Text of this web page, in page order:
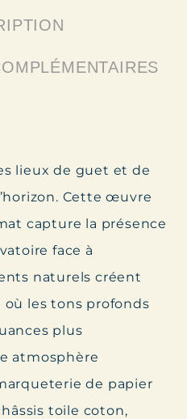
lieux de guet et de
Cette œuvre
capture la présence
face à
naturels créent
les tons profonds
plus
atmosphère
de papier
toile coton,